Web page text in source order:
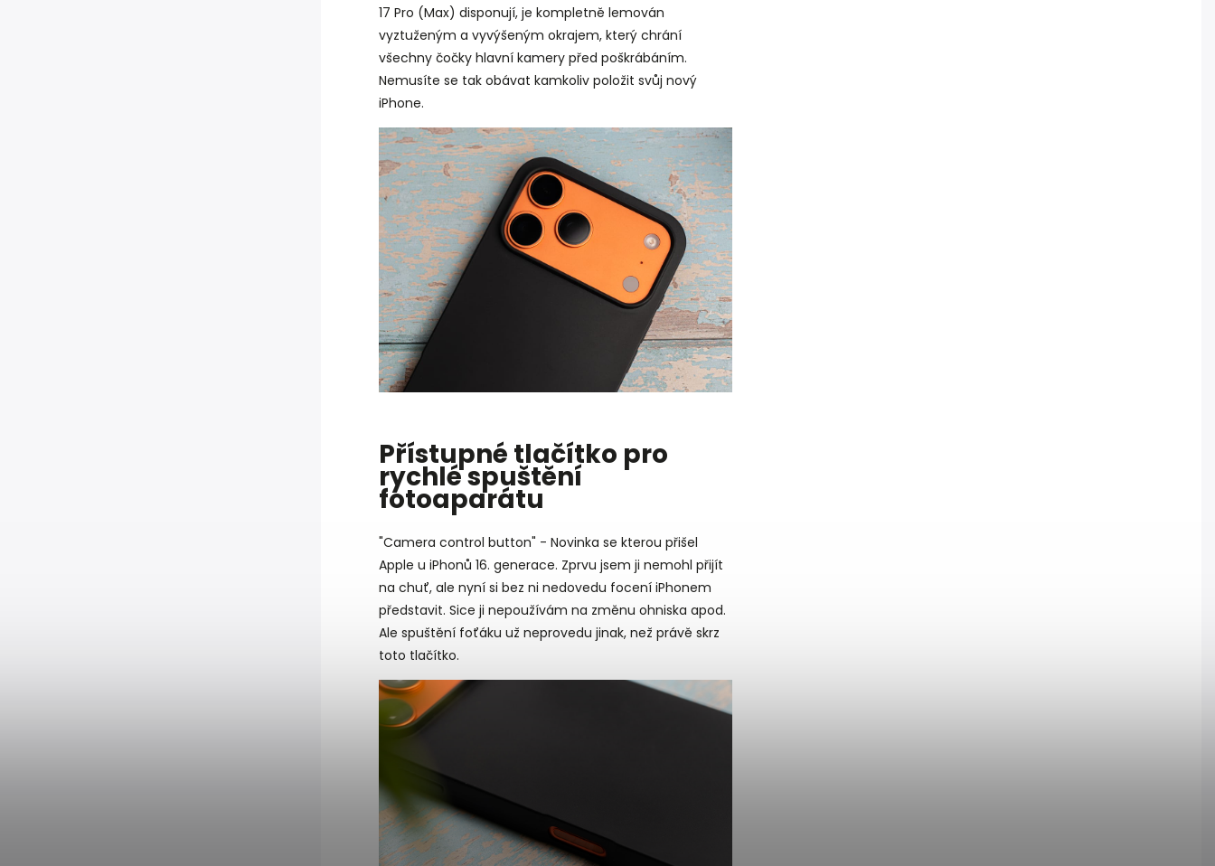
17 Pro (Max) disponují, je kompletně lemován
vyztuženým a vyvýšeným okrajem, který chrání
všechny čočky hlavní kamery před poškrábáním.
Nemusíte se tak obávat kamkoliv položit svůj nový
iPhone.
Přístupné tlačítko pro
rychlé spuštění
fotoaparátu
"Camera control button" - Novinka se kterou přišel
Apple u iPhonů 16. generace. Zprvu jsem ji nemohl přijít
na chuť, ale nyní si bez ni nedovedu focení iPhonem
představit. Sice ji nepoužívám na změnu ohniska apod.
Ale spuštění foťáku už neprovedu jinak, než právě skrz
toto tlačítko.